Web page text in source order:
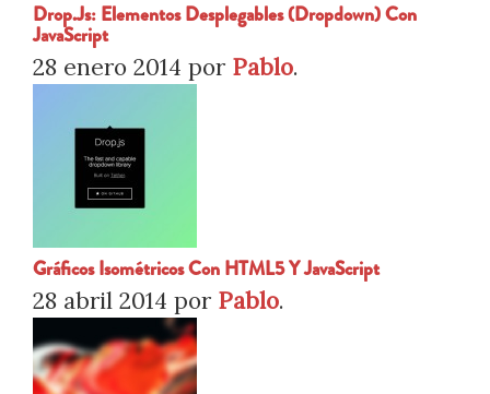
Drop.js: Elementos Desplegables (dropdown) Con
JavaScript
28 enero 2014 por Pablo.
Gráficos Isométricos Con HTML5 Y JavaScript
28 abril 2014 por Pablo.